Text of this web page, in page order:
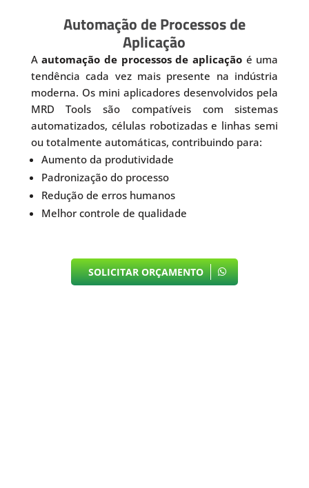
Automação de Processos de
Aplicação
Aautomação de processos de aplicaçãoé uma
tendência cada vez mais presente na indústria
moderna. Os mini aplicadores desenvolvidos pela
MRD Tools são compatíveis com sistemas
automatizados, células robotizadas e linhas semi
ou totalmente automáticas, contribuindo para:
Aumento da produtividade
Padronização do processo
Redução de erros humanos
Melhor controle de qualidade
SOLICITAR ORÇAMENTO